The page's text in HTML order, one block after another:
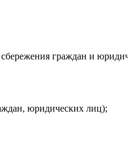
граждан и
юридических лиц);